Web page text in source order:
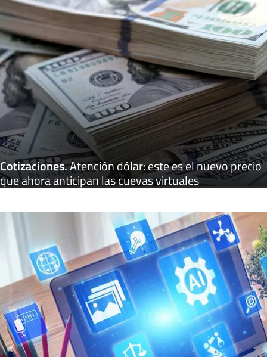
Cotizaciones.Atención dólar: este es el nuevo precio
que ahora anticipan las cuevas virtuales